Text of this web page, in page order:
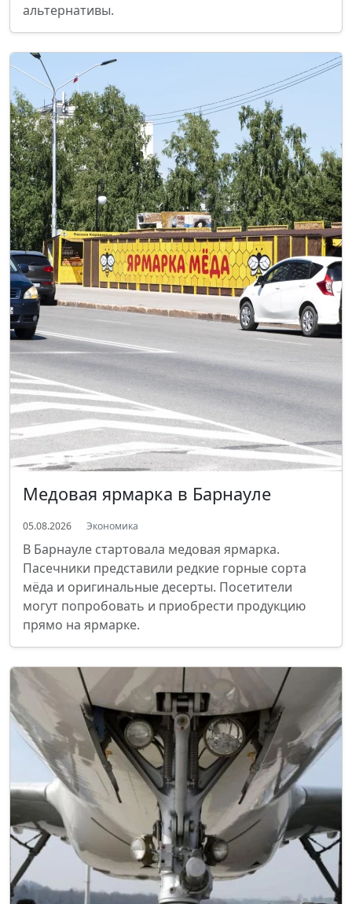
альтернативы.
Медовая ярмарка в Барнауле
05.08.2026 Экономика
В Барнауле стартовала медовая ярмарка.
Пасечники представили редкие горные сорта
мёда и оригинальные десерты. Посетители
могут попробовать и приобрести продукцию
прямо на ярмарке.